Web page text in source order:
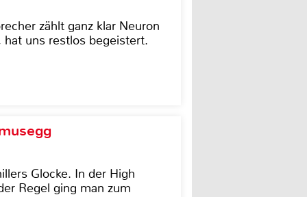
zählt ganz klar Neuron
uns restlos begeistert.
Glocke. In der High
Regel ging man zum